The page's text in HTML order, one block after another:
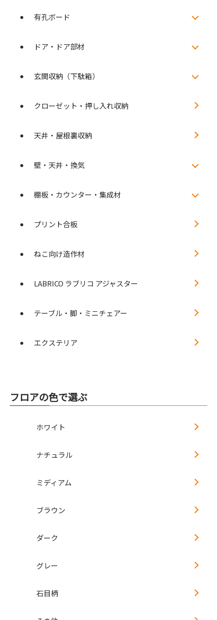
有孔ボード
ドア・ドア部材
玄関収納（下駄箱）
クローゼット・押し入れ収納
天井・屋根裏収納
壁・天井・換気
棚板・カウンター・集成材
プリント合板
ねこ向け造作材
LABRICO ラブリコ アジャスター
テーブル・脚・ミニチェアー
エクステリア
フロアの色で選ぶ
ホワイト
ナチュラル
ミディアム
ブラウン
ダーク
グレー
石目柄